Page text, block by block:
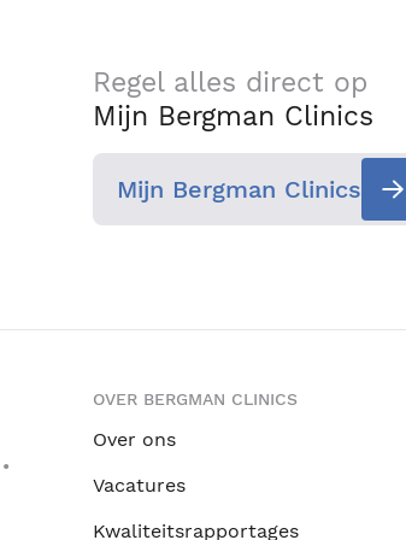
Regel alles direct op
Mijn Bergman Clinics
Mijn Bergman Clinics
.
OVER BERGMAN CLINICS
Over ons
Vacatures
Kwaliteitsrapportages